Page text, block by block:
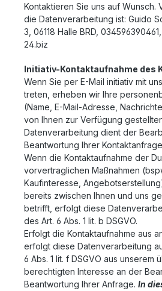
Kontaktieren Sie uns auf Wunsch.
die Datenverarbeitung ist: Guido
3, 06118 Halle BRD, 034596390461,
24.biz
Initiativ-Kontaktaufnahme des
Wenn Sie per E-Mail initiativ mit
treten, erheben wir Ihre
(Name, E-Mail-Adresse,
von Ihnen zur Verfügung
Datenverarbeitung dient der
Beantwortung Ihrer
Wenn die Kontaktaufnahme der
vorvertraglichen Maßnahmen
Kaufinteresse,
bereits zwischen Ihnen und uns
betrifft, erfolgt diese
des Art. 6 Abs. 1 lit. b DSGVO.
Erfolgt die Kontaktaufnahme aus
erfolgt diese Datenverarbeitung
6 Abs. 1 lit. f DSGVO aus unserem
berechtigten Interesse an der
Beantwortung Ihrer Anfrage. In